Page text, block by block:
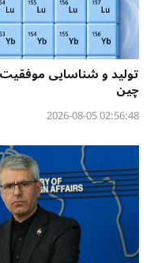
تولید و شناسایی
چین
02:56:48 2026-08-05